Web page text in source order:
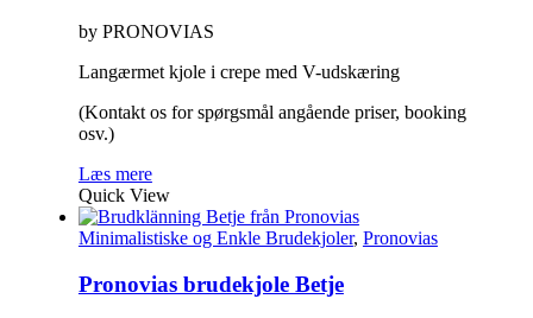
by PRONOVIAS
Langærmet kjole i crepe med V-udskæring
(Kontakt os for spørgsmål angående priser, booking
osv.)
Læs mere
Quick View
Minimalistiske og Enkle Brudekjoler, Pronovias
Pronovias brudekjole Betje